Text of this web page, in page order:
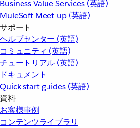
Business Value Services (英語)
MuleSoft Meet-up (英語)
サポート
ヘルプセンター (英語)
コミュニティ (英語)
チュートリアル (英語)
ドキュメント
Quick start guides (英語)
資料
お客様事例
コンテンツライブラリ